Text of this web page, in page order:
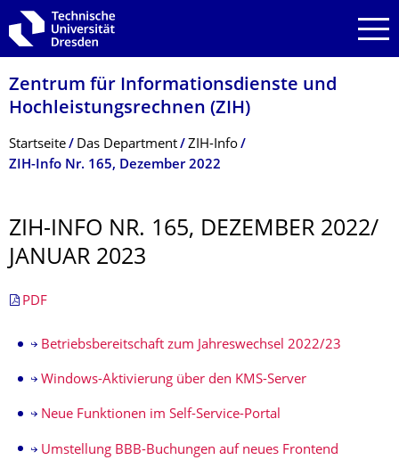
Zur Hauptnavigation springen
Zur Suche springen
Zum Inhalt springen
Zentrum für Informations­dienste und
Hochleistungs­rechnen (ZIH)
Breadcrumb-Menü
Startseite Das Department
ZIH-Info
ZIH-Info Nr. 165, Dezember 2022
ZIH-INFO NR. 165, DEZEMBER 2022/
JANUAR 2023
PDF
Betriebsbereitschaft zum Jahreswechsel 2022/23
Windows-Aktivierung über den KMS-Server
Neue Funktionen im Self-Service-Portal
Umstellung BBB-Buchungen auf neues Frontend